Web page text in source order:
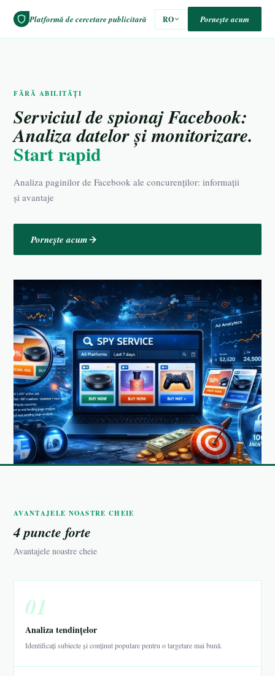
Platformă de cercetare publicitară RO Pornește acum
FĂRĂ ABILITĂȚI
Serviciul de spionaj Facebook:
Analiza datelor și monitorizare.
Start rapid
Analiza paginilor de Facebook ale concurenților: informații
și avantaje
Pornește acum
AVANTAJELE NOASTRE CHEIE
4 puncte forte
Avantajele noastre cheie
01
Analiza tendințelor
Identificați subiecte și conținut populare pentru o targetare mai bună.